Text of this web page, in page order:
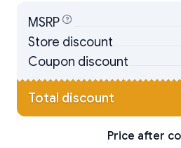
MSRP
Store discount
Coupon discount
Total discount
Price after